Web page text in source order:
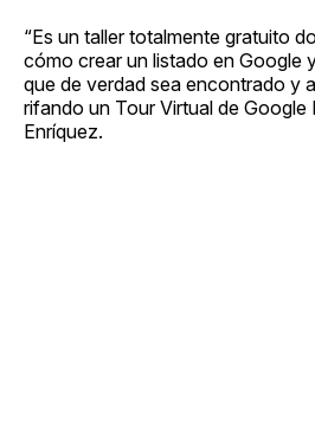
“Es un taller totalmente gratuito
cómo crear un listado en Google
que de verdad sea encontrado y
rifando un Tour Virtual de Google
Enríquez.